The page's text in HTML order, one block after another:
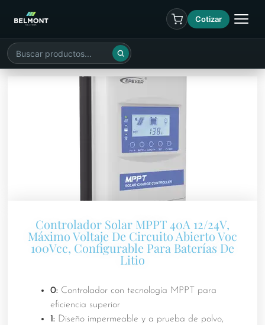
Cotizar
Controlador Solar MPPT 40A 12/24V,
Máximo Voltaje De Circuito Abierto Voc
100Vcc, Configurable Para Baterías De
Litio
0: Controlador con tecnología MPPT para
eficiencia superior
1: Diseño impermeable y a prueba de polvo,